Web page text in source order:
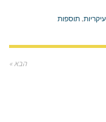
עיקריות,תוספות
הבא »